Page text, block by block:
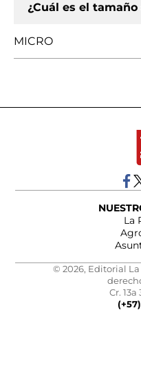
¿Cuál es el
MICRO
La
© 2026, Editorial La
Cr.